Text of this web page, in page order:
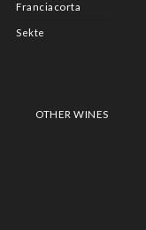
Franciacorta
Sekte
OTHER WINES